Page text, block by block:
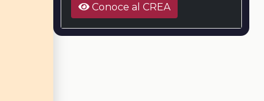
Conoce al CREA